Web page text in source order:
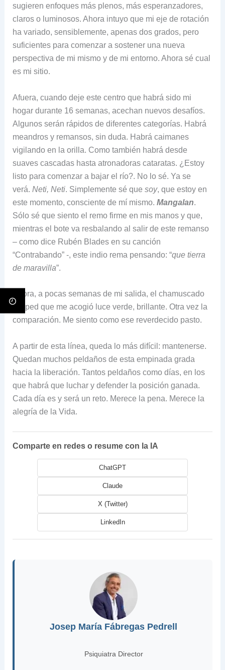
sugieren enfoques más plenos, más esperanzadores,
claros o luminosos. Ahora intuyo que mi eje de rotación
ha variado, sensiblemente, apenas dos grados, pero
suficientes para comenzar a sostener una nueva
perspectiva de mi mismo y de mi entorno. Ahora sé cual
es mi sitio.
Afuera, cuando deje este centro que habrá sido mi
hogar durante 16 semanas, acechan nuevos desafíos.
Algunos serán rápidos de diferentes categorías. Habrá
meandros y remansos, sin duda. Habrá caimanes
vigilando en la orilla. Como también habrá desde
suaves cascadas hasta atronadoras cataratas. ¿Estoy
listo para comenzar a bajar el río?. No lo sé. Ya se
verá. Neti, Neti. Simplemente sé que soy, que estoy en
este momento, consciente de mí mismo. Mangalan.
Sólo sé que siento el remo firme en mis manos y que,
mientras el bote va resbalando al salir de este remanso
– como dice Rubén Blades en su canción
“Contrabando” -, este indio rema pensando: “que tierra
de maravilla”.
Ahora, a pocas semanas de mi salida, el chamuscado
césped que me acogió luce verde, brillante. Otra vez la
comparación. Me siento como ese reverdecido pasto.
A partir de esta línea, queda lo más difícil: mantenerse.
Quedan muchos peldaños de esta empinada grada
hacia la liberación. Tantos peldaños como días, en los
que habrá que luchar y defender la posición ganada.
Cada día es y será un reto. Merece la pena. Merece la
alegría de la Vida.
Comparte en redes o resume con la IA
ChatGPT
Claude
X (Twitter)
LinkedIn
Josep María Fábregas Pedrell
Psiquiatra Director